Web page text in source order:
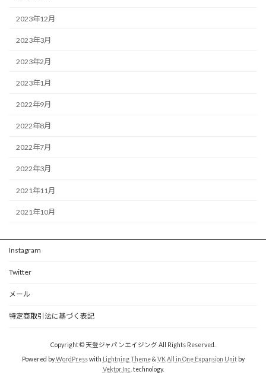
2023年12月
2023年3月
2023年2月
2023年1月
2022年9月
2022年8月
2022年7月
2022年3月
2021年11月
2021年10月
Instagram
Twitter
メール
特定商取引法に基づく表記
Copyright © 天登ジャパンエイジング All Rights Reserved.
Powered byWordPresswith Lightning Theme& VK All in One Expansion Unitby
Vektor,Inc. technology.